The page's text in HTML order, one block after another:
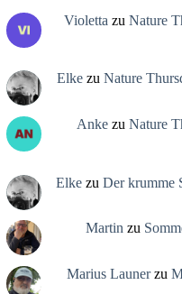
Violetta zu Nature
Elkezu Nature
Ankezu Nature
Elkezu Der krumme
Martinzu
Marius Launerzu